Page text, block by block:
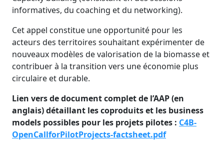
informatives, du coaching et du networking).
Cet appel constitue une opportunité pour les
acteurs des territoires souhaitant expérimenter de
nouveaux modèles de valorisation de la biomasse et
contribuer à la transition vers une économie plus
circulaire et durable.
Lien vers de document complet de l’AAP (en
anglais) détaillant les coproduits et les business
models possibles pour les projets pilotes : C4B-
OpenCallforPilotProjects-factsheet.pdf